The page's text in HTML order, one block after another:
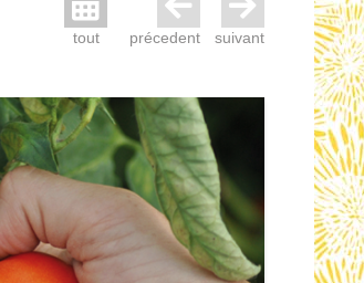
tout précedent suivant